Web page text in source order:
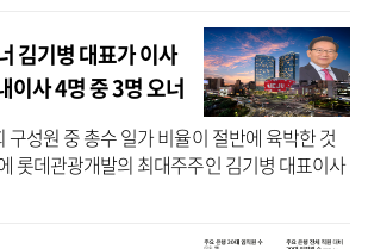
김기병 대표가 이사
사 4명 중 3명 오너
구성원 중 총수 일가 비율이 절반에 육박한 것
롯데관광개발의 최대주주인 김기병 대표이사
직하고 있지만, 독립적인 내부감사 부서조차